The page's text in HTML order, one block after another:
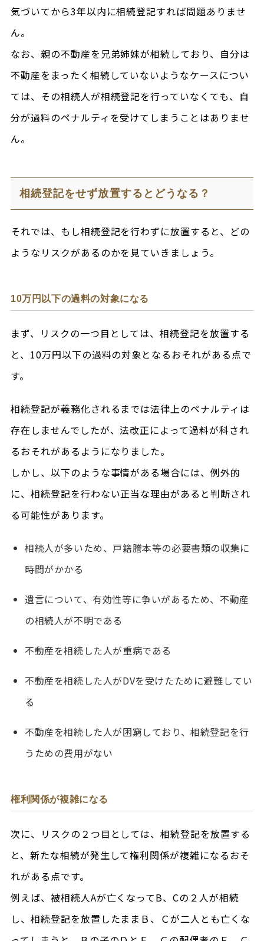
気づいてから3年以内に相続登記すれば問題ありませ
ん。
なお、親の不動産を兄弟姉妹が相続しており、自分は
不動産をまったく相続していないようなケースについ
ては、その相続人が相続登記を行っていなくても、自
分が過料のペナルティを受けてしまうことはありませ
ん。
相続登記をせず放置するとどうなる？
それでは、もし相続登記を行わずに放置すると、どの
ようなリスクがあるのかを見ていきましょう。
10万円以下の過料の対象になる
まず、リスクの一つ目としては、相続登記を放置する
と、10万円以下の過料の対象となるおそれがある点で
す。
相続登記が義務化されるまでは法律上のペナルティは
存在しませんでしたが、法改正によって過料が科され
るおそれがあるようになりました。
しかし、以下のような事情がある場合には、例外的
に、相続登記を行わない正当な理由があると判断され
る可能性があります。
相続人が多いため、戸籍謄本等の必要書類の収集に
時間がかかる
遺言について、有効性等に争いがあるため、不動産
の相続人が不明である
不動産を相続した人が重病である
不動産を相続した人がDVを受けたために避難してい
る
不動産を相続した人が困窮しており、相続登記を行
うための費用がない
権利関係が複雑になる
次に、リスクの２つ目としては、相続登記を放置する
と、新たな相続が発生して権利関係が複雑になるおそ
れがある点です。
例えば、被相続人Aが亡くなってB、Cの２人が相続
し、相続登記を放置したままＢ、Ｃが二人とも亡くな